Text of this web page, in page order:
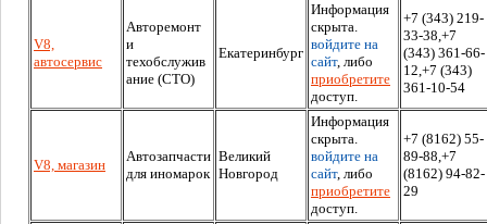
V8,
автосервис
Авторемонт
и
техобслужив
ание (СТО)
Екатеринбург
Информация
скрыта.
войдите на
сайт, либо
приобретите
доступ.
+7 (343) 219-
33-38,+7
(343) 361-66-
12,+7 (343)
361-10-54
V8, магазин
Автозапчасти
для иномарок
Великий
Новгород
Информация
скрыта.
войдите на
сайт, либо
приобретите
доступ.
+7 (8162) 55-
89-88,+7
(8162) 94-82-
29